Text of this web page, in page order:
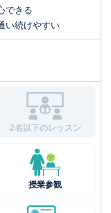
できる
い続けやすい
2名以下のレッスン
授業参観